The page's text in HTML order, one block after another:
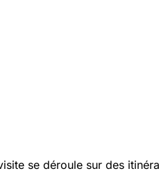
se déroule sur des